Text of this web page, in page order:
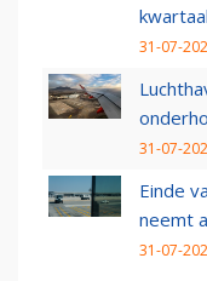
kwartaal
31-07-
31-07-
Einde
neemt
31-07-